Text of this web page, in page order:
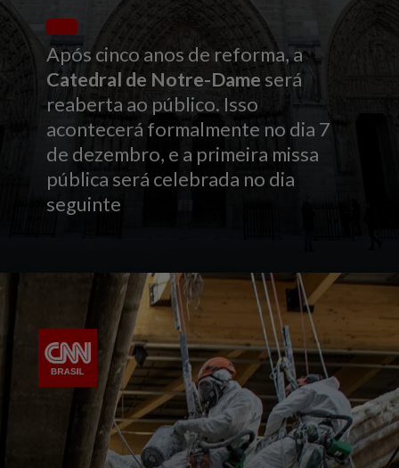
Após cinco anos de reforma, a
Catedral de Notre-Dame será
reaberta ao público. Isso
acontecerá formalmente no dia 7
de dezembro, e a primeira missa
pública será celebrada no dia
seguinte